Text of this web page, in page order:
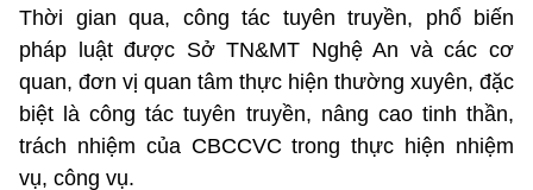
Thời gian qua, công tác tuyên truyền, phổ biến
pháp luật được Sở TN&MT Nghệ An và các cơ
quan, đơn vị quan tâm thực hiện thường xuyên, đặc
biệt là công tác tuyên truyền, nâng cao tinh thần,
trách nhiệm của CBCCVC trong thực hiện nhiệm
vụ, công vụ.